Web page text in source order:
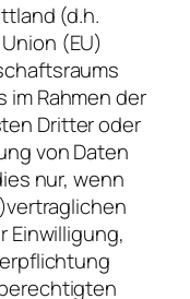
(d.h.
(EU)
im Rahmen der
Dritter oder
von Daten
nur, wenn
Einwilligung,